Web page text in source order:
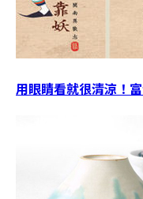
用眼睛看就很清涼！